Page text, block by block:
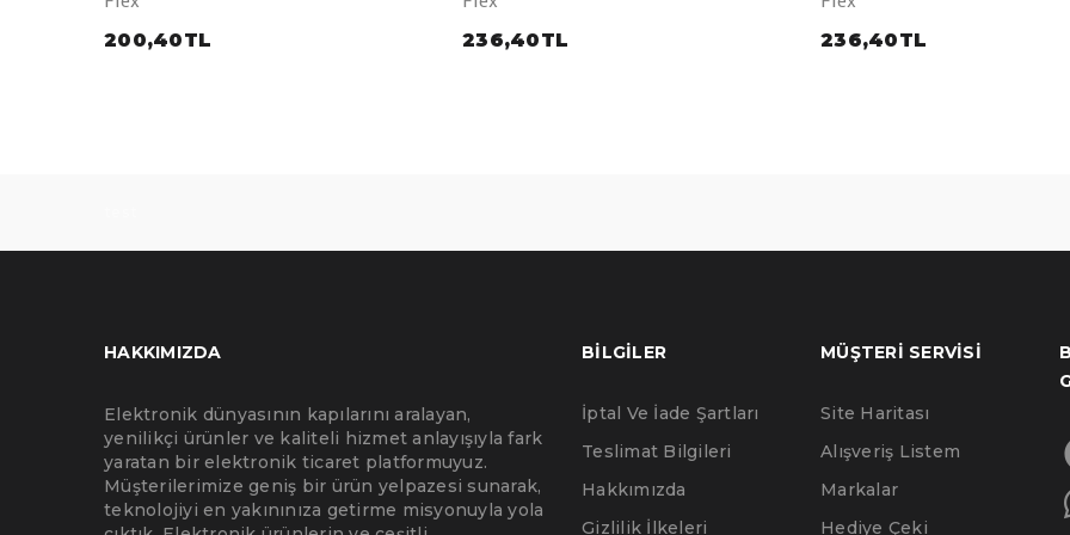
200,40TL 236,40TL 236,40TL
HAKKIMIZDA
Elektronik dünyasının kapılarını aralayan,
yenilikçi ürünler ve kaliteli hizmet anlayışıyla fark
yaratan bir elektronik ticaret platformuyuz.
Müşterilerimize geniş bir ürün yelpazesi sunarak,
teknolojiyi en yakınınıza getirme misyonuyla yola
BILGILER
İptal Ve İade Şartları
Teslimat Bilgileri
Hakkımızda
Gizlilik İlkeleri
MÜŞTERI SERVISI
Site Haritası
Alışveriş Listem
Markalar
Hediye Çeki